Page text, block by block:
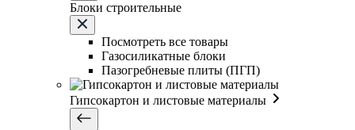
Блоки строительные
Посмотреть все товары
Газосиликатные блоки
Пазогребневые плиты (ПГП)
Гипсокартон и листовые материалы